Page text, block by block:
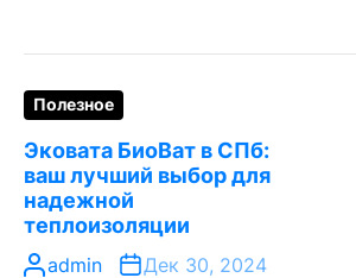
Полезное
Эковата БиоВат в СПб:
ваш лучший выбор для
надежной
теплоизоляции
admin Дек 30, 2024